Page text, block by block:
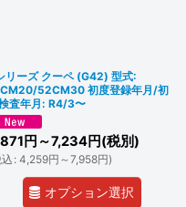
リーズ クーペ (G42) 型式:
52CM30 初度登録年月/初
査年月: R4/3〜
円 ～7,234円(税別)
: 4,259円 ～7,958円)
オプション選択